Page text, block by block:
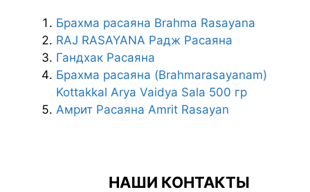
Брахма расаяна Brahma Rasayana
RAJ RASAYANA Радж Расаяна
Гандхак Расаяна
Брахма расаяна (Brahmarasayanam)
Kottakkal Arya Vaidya Sala 500 гр
Амрит Расаяна Amrit Rasayan
НАШИ КОНТАКТЫ